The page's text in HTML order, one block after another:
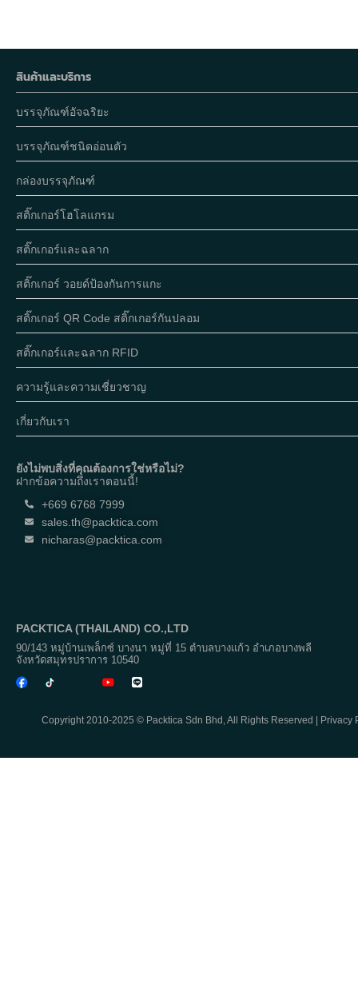
การสร้างความแตกต่างของแบรนด์ : การออกแบบที่สร้างสรรค์และการพิมพ์
ที่มีคุณภาพสามารถทำให้ผลิตภัณฑ์ดูน่าสนใจและมีเอกลักษณ์ ทำให้
ประสบการณ์ของลูกค้าที่ดียิ่งขึ้น : บรรจุภัณฑ์ที่สวยงามและมีฟังก์ชันการใช้
งานที่ดีจะทำให้ลูกค้าได้รับประสบการณ์ที่น่าจดจำเมื่อเปิดกล่อง ซึ่งส่งผลดี
ต่อการสร้างความภักดีต่อแบรนด์
เก็บของพิเศษ หรือระบบป้องกันการเปิดที่ไม่ได้รับอนุญาต ซึ่งเหมาะสำหรับ
ผลิตภัณฑ์ที่ไวต่อการเปลี่ยนแปลงหรือการปนเปื้อน
การปรับให้เหมาะสมสำหรับการขนส่ง : การออกแบบบรรจุภัณฑ์ที่มีน้ำหนัก
เบาและใช้วัสดุที่เหมาะสมสามารถช่วยลดค่าใช้จ่ายในการขนส่ง โดยไม่ลด
ความยั่งยืน : การใช้วัสดุที่เป็นมิตรกับสิ่งแวดล้อม เช่น กระดาษรีไซเคิล หรือ
วัสดุที่ย่อยสลายได้ จะช่วยดึงดูดผู้บริโภคที่ใส่ใจต่อสิ่งแวดล้อ
สินค้าและบริการ
บรรจุภัณฑ์อัจฉริยะ
บรรจุภัณฑ์ชนิดอ่อนตัว
กล่องบรรจุภัณฑ์
สติ๊กเกอร์โฮโลแกรม
สติ๊กเกอร์และฉลาก
สติ๊กเกอร์ วอยด์ป้องกันการแกะ
สติ๊กเกอร์ QR Code สติ๊กเกอร์กันปลอม
สติ๊กเกอร์และฉลาก RFID
ความรู้และความเชี่ยวชาญ
เกี่ยวกับเรา
ยังไม่พบสิ่งที่คุณต้องการใช่หรือไม่?
ฝากข้อความถึงเราตอนนี้!
+669 6768 7999
sales.th@packtica.com
nicharas@packtica.com
PACKTICA (THAILAND) CO.,LTD
90/143 หมู่บ้านเพล็กซ์ บางนา หมู่ที่ 15 ตำบลบางแก้ว อำเภอบางพลี
จังหวัดสมุทรปราการ 10540
Copyright 2010-2025 © Packtica Sdn Bhd, All Rights Reserved | Privacy